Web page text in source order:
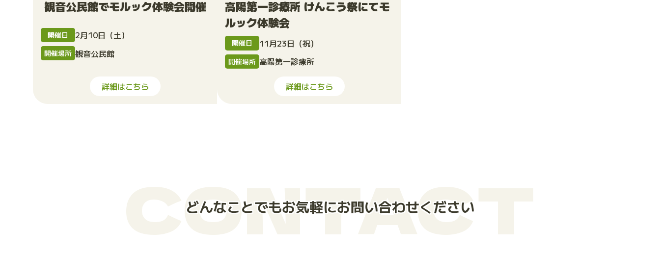
観音公民館でモルック体験会開催
開催日 2月10日（土）
開催場所 観音公民館
詳細はこちら
高陽第一診療所 けんこう祭にてモ
ルック体験会
開催日 11月23日（祝）
開催場所 高陽第一診療所
詳細はこちら
CONTACT
どんなことでもお気軽にお問い合わせください